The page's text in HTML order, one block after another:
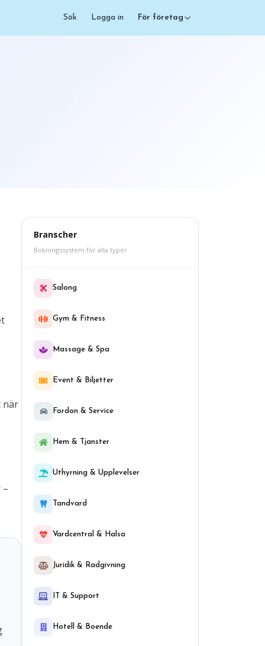
Sök Logga in För företag
när
Branscher
Bokningssystem för alla typer
Salong
Gym & Fitness
Massage & Spa
Event & Biljetter
Fordon & Service
Hem & Tjanster
Uthyrning & Upplevelser
Tandvard
Vardcentral & Halsa
Juridik & Radgivning
IT & Support
Hotell & Boende